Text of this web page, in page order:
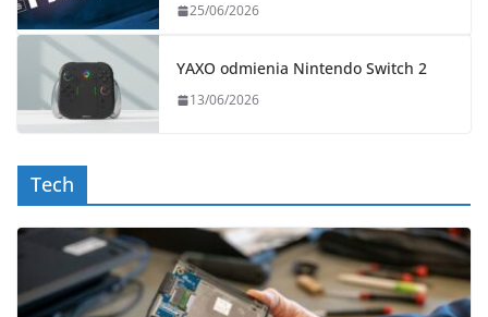
25/06/2026
YAXO odmienia Nintendo Switch 2
13/06/2026
Tech